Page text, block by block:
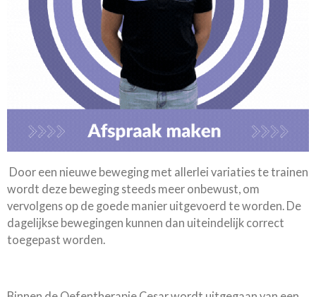
Door een nieuwe beweging met allerlei variaties te trainen
wordt deze beweging steeds meer onbewust, om
vervolgens op de goede manier uitgevoerd te worden. De
dagelijkse bewegingen kunnen dan uiteindelijk correct
toegepast worden.